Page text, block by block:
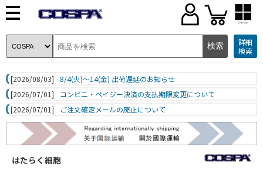
ブランド
詳細
検索
[2026/08/03]
8/4(火)～14(金) 出荷遅延のお知らせ
[2026/07/01]
コンビニ・ペイジー決済の支払期限変更について
[2026/07/01]
ご注文確定メールの廃止について
はたらく細胞